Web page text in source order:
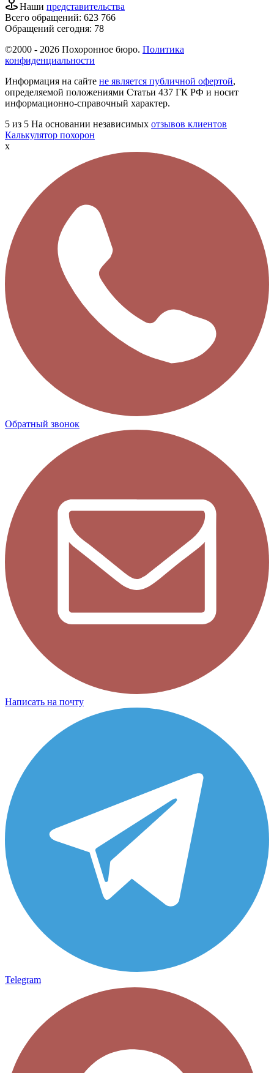
Наши представительства
Всего обращений: 623 766
Обращений сегодня: 78
©2000 - 2026 Похоронное бюро. Политика
конфиденциальности
Информация на сайте не является публичной офертой,
определяемой положениями Статьи 437 ГК РФ и носит
информационно-справочный характер.
5 из 5 На основании независимых отзывов клиентов
Калькулятор похорон
x
Обратный звонок
Написать на почту
Telegram